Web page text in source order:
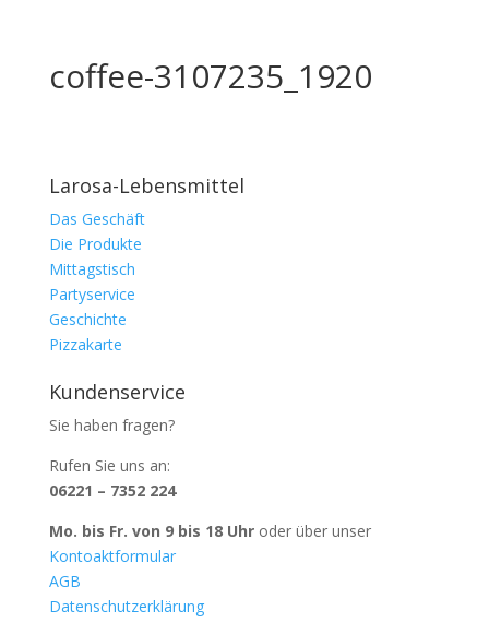
coffee-3107235_1920
Larosa-Lebensmittel
Das Geschäft
Die Produkte
Mittagstisch
Partyservice
Geschichte
Pizzakarte
Kundenservice
Sie haben fragen?
Rufen Sie uns an:
06221 – 7352 224
Mo. bis Fr. von 9 bis 18 Uhroder über unser
Kontoaktformular
AGB
Datenschutzerklärung